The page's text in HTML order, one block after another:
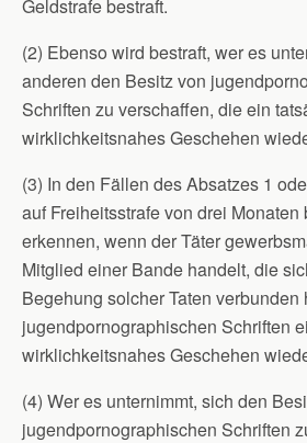
Geldstrafe bestraft.
(2) Ebenso wird bestraft, wer es
anderen den Besitz von
Schriften zu verschaffen, die ein
wirklichkeitsnahes Geschehen
(3) In den Fällen des Absatzes 1
auf Freiheitsstrafe von drei Monaten
erkennen, wenn der Täter
Mitglied einer Bande handelt, die
Begehung solcher Taten verbunden
jugendpornographischen Schriften
wirklichkeitsnahes Geschehen
(4) Wer es unternimmt, sich den
jugendpornographischen Schriften